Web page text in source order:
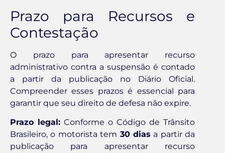
Prazo para Recursos e
Contestação
O prazo para apresentar recurso
administrativo contra a suspensão é contado
a partir da publicação no Diário Oficial.
Compreender esses prazos é essencial para
garantir que seu direito de defesa não expire.
Prazo legal: Conforme o Código de Trânsito
Brasileiro, o motorista tem 30 dias a partir da
publicação para apresentar recurso